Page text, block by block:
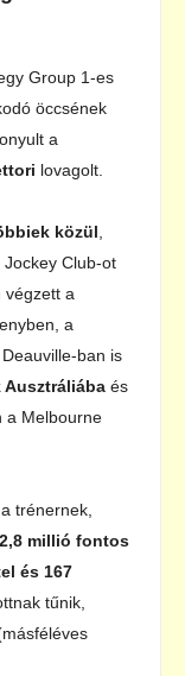
Group 1-es
öccsének
a
lovagolt.
közül
Club-ot
végzett a
a
ban is
Ausztráliába és
a Melbourne
trénernek,
2,8 millió fontos
és 167
tűnik,